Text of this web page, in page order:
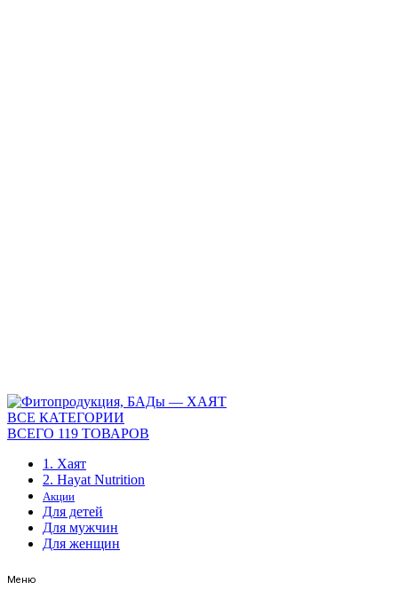
ВСЕ КАТЕГОРИИ
ВСЕГО 119 ТОВАРОВ
1. Хаят
2. Hayat Nutrition
Акции
Для детей
Для мужчин
Для женщин
Меню